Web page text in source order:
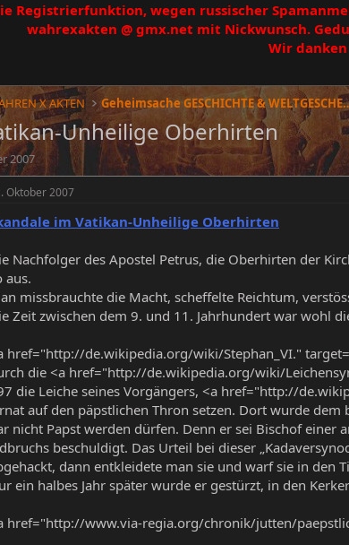
Registrierfunktion, wegen russischer
wahrexakten @ gmx.net mit Nickwunsch.
Wir
X AKTEN Geheimsache
Unheilige Oberhirten
2007
Oktober 2007
im Vatikan-Unheilige Oberhirten
Nachfolger des Apostel Petrus, die Oberhirten der
aus.
missbrauchte die Macht, scheffelte Reichtum,
Zeit zwischen dem 9. und 11. Jahrhundert war wohl
href="http://de.wikipedia.org/wiki/Stephan_VI."
die <a href="http://de.wikipedia.org/wiki/
die Leiche seines Vorgängers, <a href="http://
auf den päpstlichen Thron setzen. Dort wurde
nicht Papst werden dürfen. Denn er sei Bischof
beschuldigt. Das Urteil bei dieser
dann entkleidete man sie und warf sie in den
ein halbes Jahr später wurde er gestürzt, in den
href="http://www.via-regia.org/chronik/jutten/